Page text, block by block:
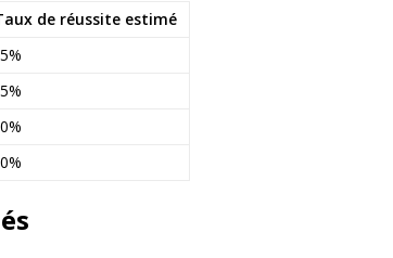
de réussite estimé